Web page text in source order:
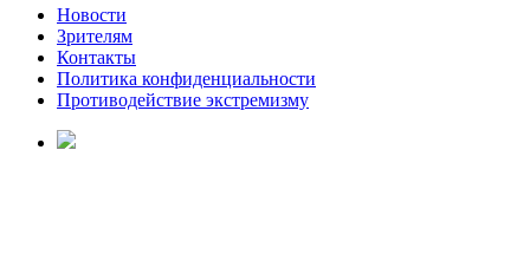
Новости
Зрителям
Контакты
Политика конфиденциальности
Противодействие экстремизму